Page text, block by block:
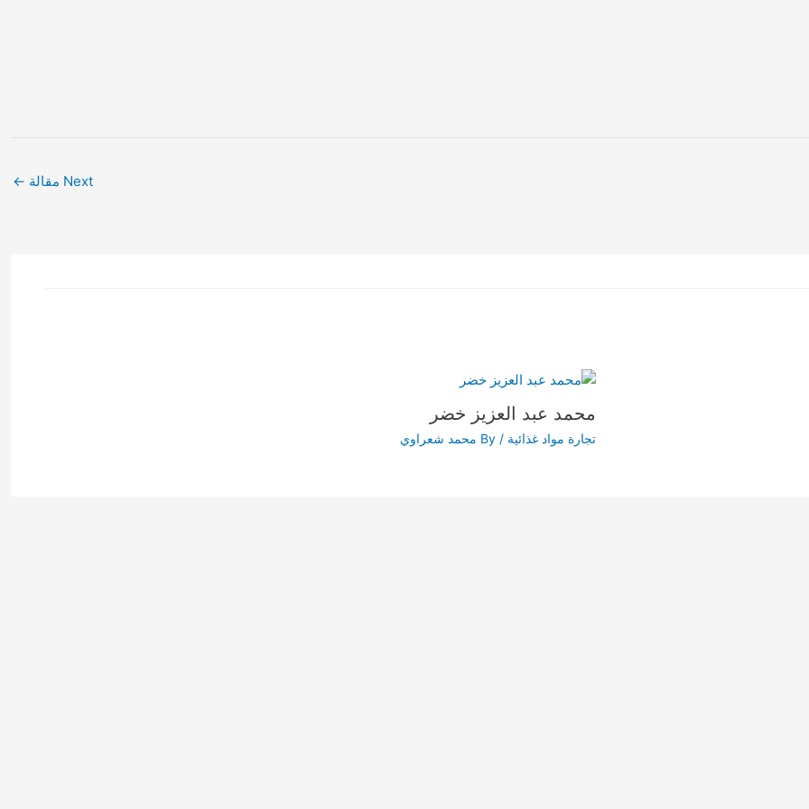
Next مقالة ←
محمد عبد العزيز خضر
تجارة مواد غذائية / By محمد شعراوي